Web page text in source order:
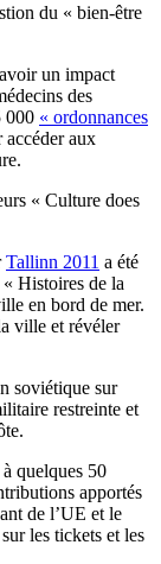
du « bien-être
un impact
des
000 « ordonnances
accéder aux
« Culture does
Tallinn 2011 a été
Histoires de la
en bord de mer.
ville et révéler
soviétique sur
restreinte et
quelques 50
apportés
de l’UE et le
les tickets et les